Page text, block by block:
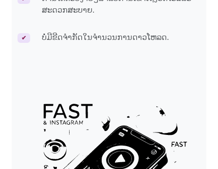
ສະດວກສະບາຍ.
✔ ບໍ່ມີຂີດຈໍາກັດໃນຈໍານວນການດາວໂຫລດ.